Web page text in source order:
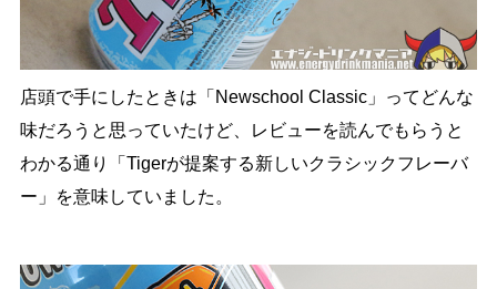
店頭で手にしたときは「Newschool Classic」ってどんな
味だろうと思っていたけど、レビューを読んでもらうと
わかる通り「Tigerが提案する新しいクラシックフレーバ
ー」を意味していました。